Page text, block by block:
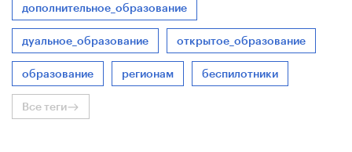
дополнительное_образование
дуальное_образование открытое_образование
образование регионам беспилотники
Все теги